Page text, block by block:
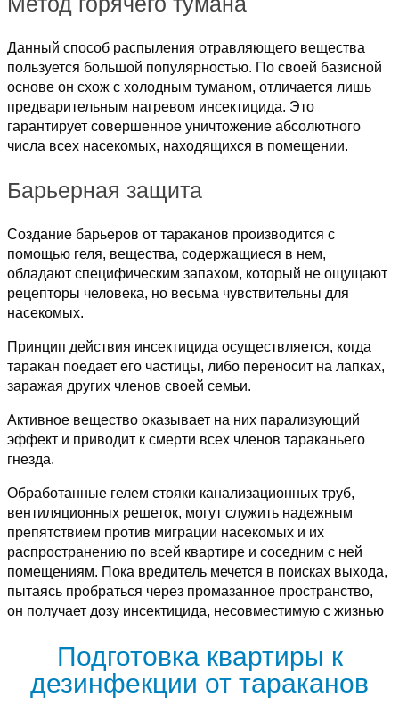
Данный способ распыления отравляющего вещества
пользуется большой популярностью. По своей базисной
основе он схож с холодным туманом, отличается лишь
предварительным нагревом инсектицида. Это
гарантирует совершенное уничтожение абсолютного
числа всех насекомых, находящихся в помещении.
Барьерная защита
Создание барьеров от тараканов производится с
помощью геля, вещества, содержащиеся в нем,
обладают специфическим запахом, который не ощущают
рецепторы человека, но весьма чувствительны для
насекомых.
Принцип действия инсектицида осуществляется, когда
таракан поедает его частицы, либо переносит на лапках,
заражая других членов своей семьи.
Активное вещество оказывает на них парализующий
эффект и приводит к смерти всех членов тараканьего
гнезда.
Обработанные гелем стояки канализационных труб,
вентиляционных решеток, могут служить надежным
препятствием против миграции насекомых и их
распространению по всей квартире и соседним с ней
помещениям. Пока вредитель мечется в поисках выхода,
пытаясь пробраться через промазанное пространство,
он получает дозу инсектицида, несовместимую с жизнью
Подготовка квартиры к
дезинфекции от тараканов